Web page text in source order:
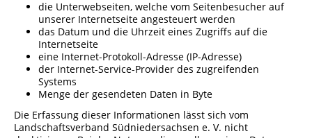
die Unterwebseiten, welche vom Seitenbesucher auf
unserer Internetseite angesteuert werden
das Datum und die Uhrzeit eines Zugriffs auf die
Internetseite
eine Internet-Protokoll-Adresse (IP-Adresse)
der Internet-Service-Provider des zugreifenden
Systems
Menge der gesendeten Daten in Byte
Die Erfassung dieser Informationen lässt sich vom
Landschaftsverband Südniedersachsen e. V. nicht